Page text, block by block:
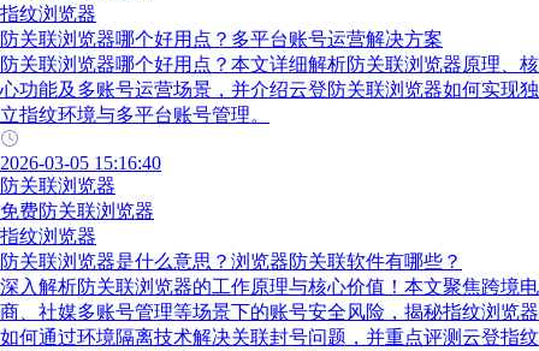
指纹浏览器
防关联浏览器哪个好用点？多平台账号运营解决方案
防关联浏览器哪个好用点？本文详细解析防关联浏览器原理、核
心功能及多账号运营场景，并介绍云登防关联浏览器如何实现独
立指纹环境与多平台账号管理。
2026-03-05 15:16:40
防关联浏览器
免费防关联浏览器
指纹浏览器
防关联浏览器是什么意思？浏览器防关联软件有哪些？
深入解析防关联浏览器的工作原理与核心价值！本文聚焦跨境电
商、社媒多账号管理等场景下的账号安全风险，揭秘指纹浏览器
如何通过环境隔离技术解决关联封号问题，并重点评测云登指纹